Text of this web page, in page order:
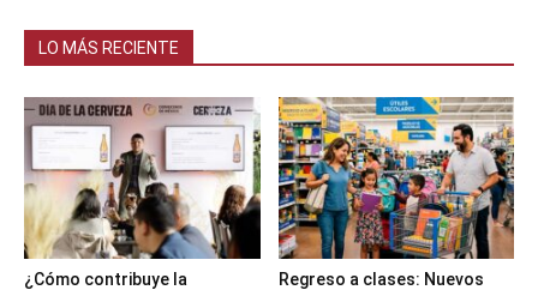
LO MÁS RECIENTE
¿Cómo contribuye la
Regreso a clases: Nuevos